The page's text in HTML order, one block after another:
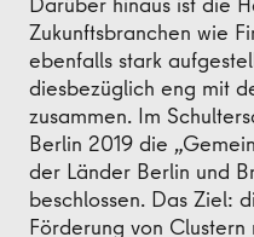
Zukunftsbranchen wie
ebenfalls stark
diesbezüglich eng mit
zusammen. Im
Berlin 2019 die
der Länder Berlin und
beschlossen. Das Ziel:
Förderung von Clustern